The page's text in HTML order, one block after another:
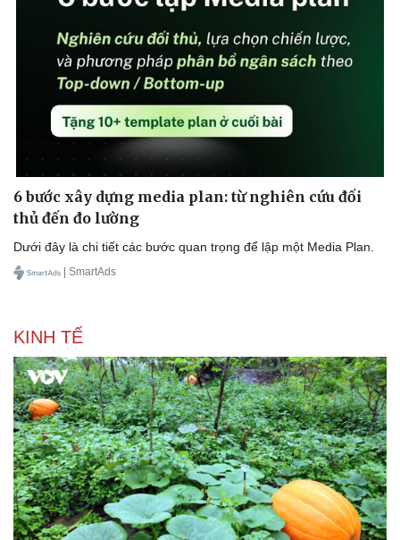
6 bước xây dựng media plan: từ nghiên cứu đối
thủ đến đo lường
Dưới đây là chi tiết các bước quan trọng để lập một Media Plan.
| SmartAds
KINH TẾ